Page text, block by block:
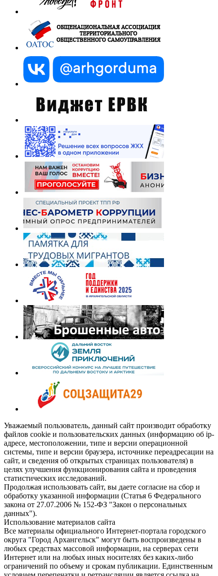
Уважаемый пользователь, данный сайт производит обработку
файлов cookie и пользовательских данных (информацию об ip-
адресе, местоположении, типе и версии операционной
системы, типе и версии браузера, источнике переадресации на
сайт, и сведения об открытых страницах пользователя) в
целях улучшения функционирования сайта и проведения
статистических исследований.
Продолжая использовать сайт, вы даете согласие на сбор и
обработку указанной информации (Статья 6 Федерального
закона от 27.07.2006 № 152-ФЗ "Закон о персональных
данных").
Использование материалов сайта
Все материалы официального Интернет-портала городского
округа "Город Архангельск" могут быть воспроизведены в
любых средствах массовой информации, на серверах сети
Интернет или на любых иных носителях без каких-либо
ограничений по объему и срокам публикации. Единственным